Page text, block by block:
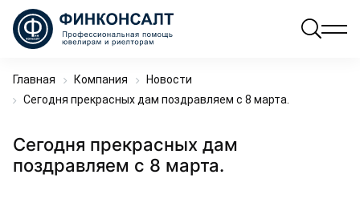
Главная Компания
Новости
Сегодня прекрасных дам поздравляем с 8 марта.
Сегодня прекрасных дам
поздравляем с 8 марта.